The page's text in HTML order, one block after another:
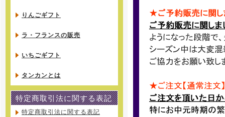
りんごギフト
ラ・フランスの販売
いちごギフト
タンカンとは
特定商取引法に関する表記
特定商取引法に関する表記